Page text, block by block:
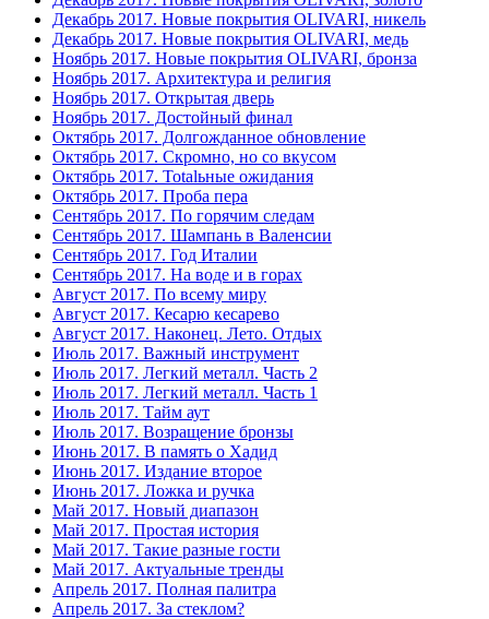
Декабрь 2017. Новые покрытия OLIVARI, никель
Декабрь 2017. Новые покрытия OLIVARI, медь
Ноябрь 2017. Новые покрытия OLIVARI, бронза
Ноябрь 2017. Архитектура и религия
Ноябрь 2017. Открытая дверь
Ноябрь 2017. Достойный финал
Октябрь 2017. Долгожданное обновление
Октябрь 2017. Скромно, но со вкусом
Октябрь 2017. Totalьные ожидания
Октябрь 2017. Проба пера
Сентябрь 2017. По горячим следам
Сентябрь 2017. Шампань в Валенсии
Сентябрь 2017. Год Италии
Сентябрь 2017. На воде и в горах
Август 2017. По всему миру
Август 2017. Кесарю кесарево
Август 2017. Наконец. Лето. Отдых
Июль 2017. Важный инструмент
Июль 2017. Легкий металл. Часть 2
Июль 2017. Легкий металл. Часть 1
Июль 2017. Тайм аут
Июль 2017. Возращение бронзы
Июнь 2017. В память о Хадид
Июнь 2017. Издание второе
Июнь 2017. Ложка и ручка
Май 2017. Новый диапазон
Май 2017. Простая история
Май 2017. Такие разные гости
Май 2017. Актуальные тренды
Апрель 2017. Полная палитра
Апрель 2017. За стеклом?